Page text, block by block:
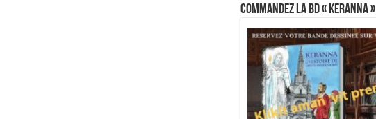
Commandez la BD « Keranna »